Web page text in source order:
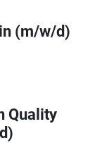
(m/w/d)
Quality